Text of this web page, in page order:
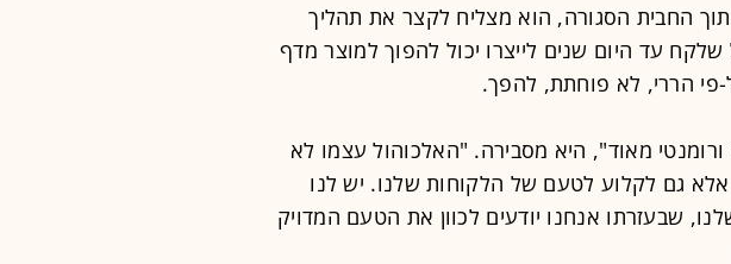
החבית הסגורה, הוא מצליח לקצר את תהליך
עד היום שנים לייצרו יכול להפוך למוצר מדף
פי הררי, לא פוחתת, להפך.
מאוד", היא מסבירה. "האלכוהול עצמו לא
גם לקלוע לטעם של הלקוחות שלנו. יש לנו
שבעזרתו אנחנו יודעים לכוון את הטעם המדויק